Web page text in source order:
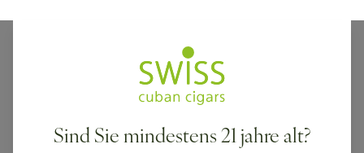
Sind Sie mindestens 21 jahre alt?
Internationaler Versand nach Kanada, Vereinigtes Königreich und